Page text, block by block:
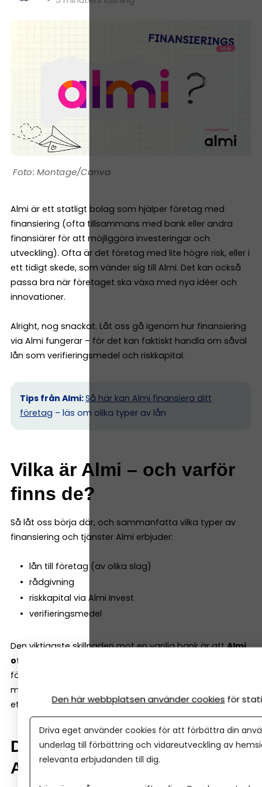
Montage/Canva
Almi är ett statligt bolag som hjälper företag med
finansiering (ofta tillsammans med bank eller andra
finansiärer för att möjliggöra investeringar och
utveckling). Ofta är det företag med lite högre risk, eller i
ett tidigt skede, som vänder sig till Almi. Det kan också
passa bra när företaget ska växa med nya idéer och
innovationer.
Alright, nog snackat. Låt oss gå igenom hur finansiering
via Almi fungerar – för det kan faktiskt handla om såväl
lån som verifieringsmedel och riskkapital.
Tips från Almi:Så här kan Almi finansiera ditt
företag – läs om olika typer av lån
Vilka är Almi – och varför
finns de?
Så låt oss börja där, och sammanfatta vilka typer av
finansiering och tjänster Almi erbjuder:
lån till företag (av olika slag)
rådgivning
riskkapital via Almi Invest
verifieringsmedel
Den viktigaste skillnaden mot en vanlig bank är attAlmi
ofta kan ta större risk.
företag tidigare i utvecklingen men är också med och
möjliggör satsningar tillsammans med bank även i mer
etablerade företag.
Du får mer än bara ett lån hos
Almi
Den här webbplatsen använder cookies för
Driva eget använder cookies för att förbättra din
underlag till förbättring och vidareutveckling av
relevanta erbjudanden till dig.